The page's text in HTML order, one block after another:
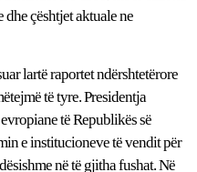
çështjet aktuale ne
lartë raportet ndërshtetërore
të tyre. Presidentja
të Republikës së
e institucioneve të vendit për
në të gjitha fushat. Në